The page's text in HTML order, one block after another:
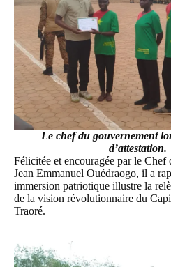
Le chef du gouvernement
d’attestation.
Félicitée et encouragée par le Chef
Jean Emmanuel Ouédraogo, il a
immersion patriotique illustre la
de la vision révolutionnaire du
Traoré.